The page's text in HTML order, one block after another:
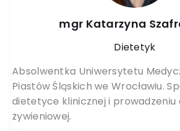
mgr Katarzyna
Dietetyk
Absolwentka Uniwersytetu
Piastów Śląskich we Wrocławiu.
dietetyce klinicznej i prowadzeniu
żywieniowej.